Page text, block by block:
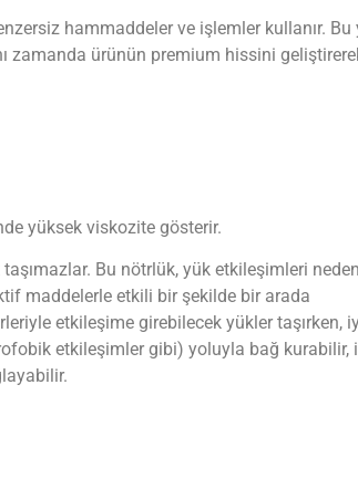
hammaddeler ve işlemler kullanır. Bu
zamanda ürünün premium hissini
yüksek viskozite gösterir.
Bu nötrlük, yük etkileşimleri
maddelerle etkili bir şekilde bir arada
etkileşime girebilecek yükler taşırken,
etkileşimler gibi) yoluyla bağ kurabilir,